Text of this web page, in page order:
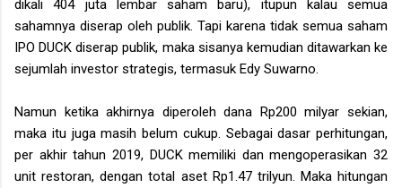
dikali 404 juta lembar saham baru), itupun kalau semua
sahamnya diserap oleh publik. Tapi karena tidak semua saham
IPO DUCK diserap publik, maka sisanya kemudian ditawarkan ke
sejumlah investor strategis, termasuk Edy Suwarno.
Namun ketika akhirnya diperoleh dana Rp200 milyar sekian,
maka itu juga masih belum cukup. Sebagai dasar perhitungan,
per akhir tahun 2019, DUCK memiliki dan mengoperasikan 32
unit restoran, dengan total aset Rp1.47 trilyun. Maka hitungan